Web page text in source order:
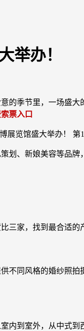
举办！
的季节里，一场盛大
票入口
划、新娘美容等品牌
家，找到最合适的
不同风格的婚纱照
内到室外，从中式到